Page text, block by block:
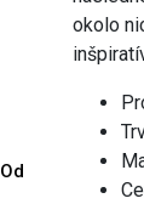
okolo